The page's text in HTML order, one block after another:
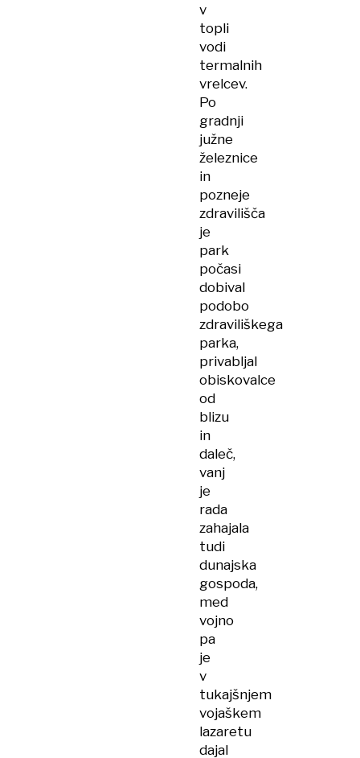
v
topli
vodi
termalnih
vrelcev.
Po
gradnji
južne
železnice
in
pozneje
zdravilišča
je
park
počasi
dobival
podobo
zdraviliškega
parka,
privabljal
obiskovalce
od
blizu
in
daleč,
vanj
je
rada
zahajala
tudi
dunajska
gospoda,
med
vojno
pa
je
v
tukajšnjem
vojaškem
lazaretu
dajal